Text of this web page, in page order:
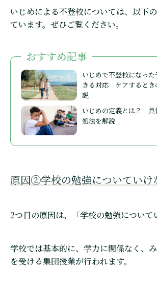
いじめによる不登校については、以下
ています。ぜひご覧ください。
おすすめ記事
いじめで不登校になっ
きる対応 ケアするとき
説
いじめの定義とは？ 具
処法を解説
原因②学校の勉強についていけ
2つ目の原因は、「学校の勉強について
学校では基本的に、学力に関係なく、
を受ける集団授業が行われます。